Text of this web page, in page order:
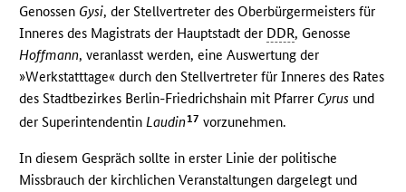
Genossen Gysi, der Stellvertreter des Oberbürgermeisters für
Inneres des Magistrats der Hauptstadt der DDR, Genosse
Hoffmann, veranlasst werden, eine Auswertung der
»Werkstatttage« durch den Stellvertreter für Inneres des Rates
des Stadtbezirkes Berlin-Friedrichshain mit Pfarrer Cyrus und
der SuperintendentinLaudin17 vorzunehmen.
In diesem Gespräch sollte in erster Linie der politische
Missbrauch der kirchlichen Veranstaltungen dargelegt und